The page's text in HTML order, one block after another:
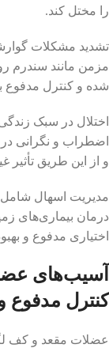
را مختل کند.
تشدید مشکلات
مزمن مانند سندرم
شده و کنترل مدفوع
اختلال در سبک
اضطراب و نگرانی
و از این طریق تأثیر
مدیریت اسهال
درمان بیماری‌های
اختیاری مدفوع و
آسیب‌های
کنترل مدفوع
عضلات مقعد و کف